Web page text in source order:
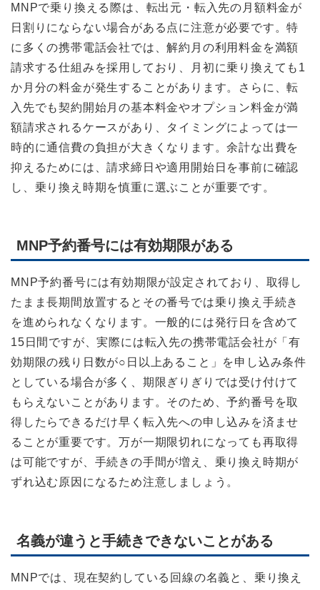
MNPで乗り換える際は、転出元・転入先の月額料金が
日割りにならない場合がある点に注意が必要です。特
に多くの携帯電話会社では、解約月の利用料金を満額
請求する仕組みを採用しており、月初に乗り換えても1
か月分の料金が発生することがあります。さらに、転
入先でも契約開始月の基本料金やオプション料金が満
額請求されるケースがあり、タイミングによっては一
時的に通信費の負担が大きくなります。余計な出費を
抑えるためには、請求締日や適用開始日を事前に確認
し、乗り換え時期を慎重に選ぶことが重要です。
MNP予約番号には有効期限がある
MNP予約番号には有効期限が設定されており、取得し
たまま長期間放置するとその番号では乗り換え手続き
を進められなくなります。一般的には発行日を含めて
15日間ですが、実際には転入先の携帯電話会社が「有
効期限の残り日数が○日以上あること」を申し込み条件
としている場合が多く、期限ぎりぎりでは受け付けて
もらえないことがあります。そのため、予約番号を取
得したらできるだけ早く転入先への申し込みを済ませ
ることが重要です。万が一期限切れになっても再取得
は可能ですが、手続きの手間が増え、乗り換え時期が
ずれ込む原因になるため注意しましょう。
名義が違うと手続きできないことがある
MNPでは、現在契約している回線の名義と、乗り換え